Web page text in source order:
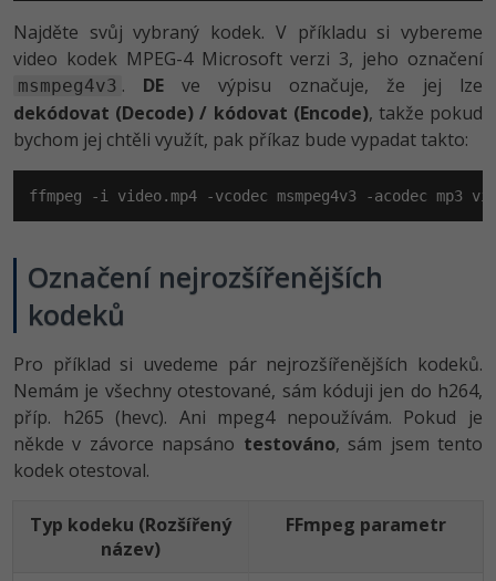
Najděte svůj vybraný kodek. V příkladu si vybereme
video kodek MPEG-4 Microsoft verzi 3, jeho označení
msmpeg4v3 . DE ve výpisu označuje, že jej lze
dekódovat (Decode) / kódovat (Encode), takže pokud
bychom jej chtěli využít, pak příkaz bude vypadat takto:
ffmpeg -i video.mp4 -vcodec msmpeg4v3 -acodec mp3
Označení nejrozšířenějších
kodeků
Pro příklad si uvedeme pár nejrozšířenějších kodeků.
Nemám je všechny otestované, sám kóduji jen do h264,
příp. h265 (hevc). Ani mpeg4 nepoužívám. Pokud je
někde v závorce napsáno testováno, sám jsem tento
kodek otestoval.
Typ kodeku (Rozšířený
název)
FFmpeg parametr